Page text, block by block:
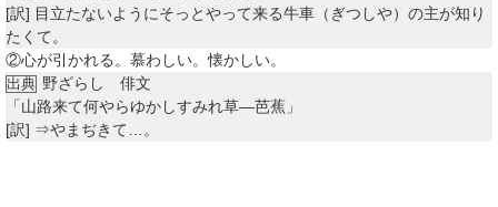
[訳] 目立たないようにそっとやって来る牛車（ぎつしや）の主が知り
たくて。
②心が引かれる。慕わしい。懐かしい。
出典 野ざらし 俳文
「山路来て何やらゆかしすみれ草―芭蕉」
[訳] ⇒やまぢきて…。